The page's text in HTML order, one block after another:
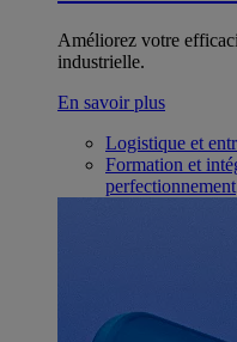
Améliorez votre
industrielle.
En savoir plus
Logistique et
Formation et
perfectionnement